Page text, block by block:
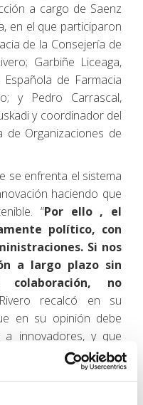
a cargo de Saenz
en el que participaron
de la Consejería de
Garbiñe Liceaga,
de Farmacia
y Pedro Carrascal,
y coordinador del
Organizaciones de
se enfrenta el sistema
haciendo que
“Por ello , el
político, con
Si nos
a largo plazo sin
no
recalcó en su
en su opinión debe
innovadores, y que
“Ante el
la llegada